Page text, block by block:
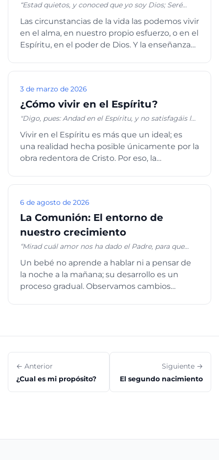
“Estad quietos, y conoced que yo soy Dios; Seré
tierra” Salmos 46:10 “¿Por qué te abates, oh alma
mía, Y te turbas dentro de mí? Espera en Dios;
porque aún he de alabarle, Salvación mía y Dios
Las circunstancias de la vida las podemos vivir
en el alma, en nuestro propio esfuerzo, o en el
Espíritu, en el poder de Dios. Y la enseñanza
3 de marzo de 2026
¿Cómo vivir en el Espíritu?
"Digo, pues: Andad en el Espíritu, y no satisfagáis los
Vivir en el Espíritu es más que un ideal; es
una realidad hecha posible únicamente por la
obra redentora de Cristo. Por eso, la
6 de agosto de 2026
La Comunión: El entorno de
nuestro crecimiento
“Mirad cuál amor nos ha dado el Padre, para que
no nos conoce, porque no le conoció a él. Amados,
ahora somos hijos de Dios, y aún no se ha
manifestado lo que hemos de ser; pero sabemos
él, porque le veremos tal como él es.” 1 Juan 3:2
Un bebé no aprende a hablar ni a pensar de
la noche a la mañana; su desarrollo es un
proceso gradual. Observamos cambios
← Anterior
¿Cual es mi propósito?
Siguiente →
El segundo nacimiento